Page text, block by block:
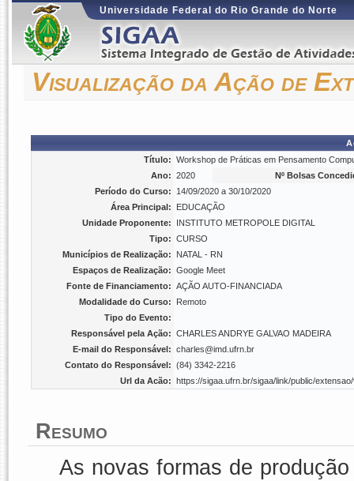
Universidade Federal do Rio Grande do Norte
Visualização da Ação de
Título: Workshop de Práticas em Pensamento
Ano: 2020
Nº Bolsas
Período do Curso:
14/09/2020 a 30/10/2020
Área Principal:
EDUCAÇÃO
Unidade Proponente:
INSTITUTO METROPOLE DIGITAL
Tipo: CURSO
Municípios de Realização:
NATAL - RN
Espaços de Realização: Google Meet
Fonte de Financiamento: AÇÃO AUTO-FINANCIADA
Modalidade do Curso:
Remoto
Tipo do Evento:
Responsável pela Ação: CHARLES ANDRYE GALVAO MADEIRA
E-mail do Responsável: charles@imd.ufrn.br
Contato do Responsável: (84) 3342-2216
Url da Acão: https://sigaa.ufrn.br/sigaa/link/public/
Resumo
As novas formas de